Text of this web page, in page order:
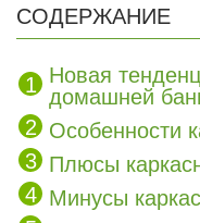
СОДЕРЖАНИЕ
Новая
домашней
Особенности
Плюсы
Минусы